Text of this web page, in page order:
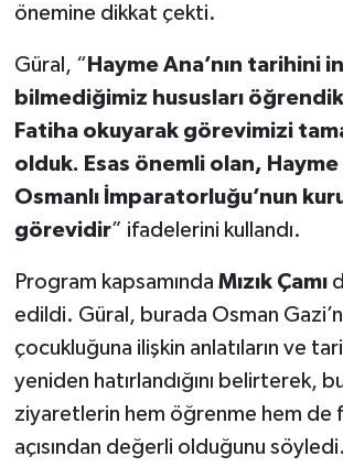
önemine dikkat çekti.
Güral, “ Hayme Ana’nın tarihini
bilmediğimiz hususları
Fatiha okuyarak görevimizi
olduk. Esas önemli olan, Hayme
Osmanlı İmparatorluğu’nun
görevidir” ifadelerini kullandı.
Program kapsamında Mızık Çamı
edildi. Güral, burada Osman
çocukluğuna ilişkin anlatıların ve
yeniden hatırlandığını belirterek,
ziyaretlerin hem öğrenme hem de
açısından değerli olduğunu söyledi.